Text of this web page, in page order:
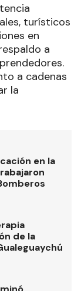
turísticos
en
a
a cadenas
la
en la
de la